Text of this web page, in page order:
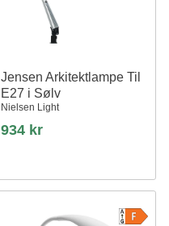
Jensen Arkitektlampe Til
E27 i Sølv
Nielsen Light
934 kr